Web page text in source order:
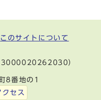
このサイトについて
3000020262030）
8番地の1
セス